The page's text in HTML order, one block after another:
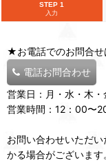
STEP 1
入力
★お電話でのお問合せ
電話お問合わせ
営業日：月・水・木
営業時間：12：00〜
お問い合わせいただ
かる場合がございます